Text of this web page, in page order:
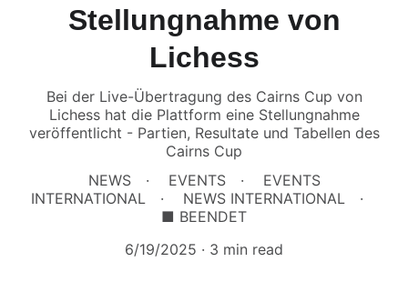
Stellungnahme von
Lichess
Bei der Live-Übertragung des Cairns Cup von
Lichess hat die Plattform eine Stellungnahme
veröffentlicht - Partien, Resultate und Tabellen des
Cairns Cup
NEWS
EVENTS
EVENTS
INTERNATIONAL
NEWS INTERNATIONAL
■ BEENDET
6/19/2025
3 min read